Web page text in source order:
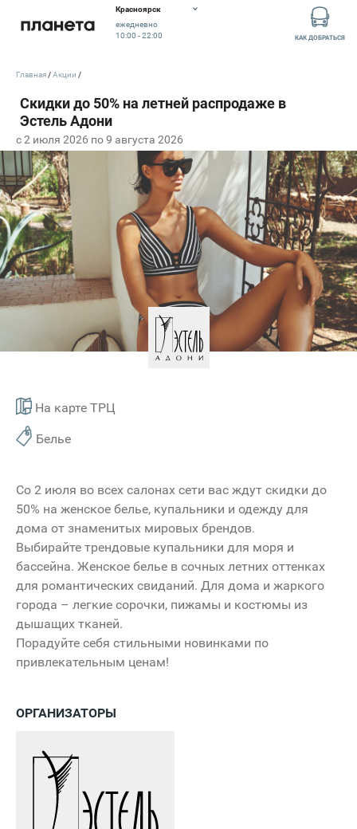
Красноярск
ежедневно
10:00 - 22:00
КАК ДОБРАТЬСЯ
c 2 июля 2026 по 9 августа 2026
На карте ТРЦ
Белье
Главная Акции
Со 2 июля во всех салонах сети вас ждут скидки до
50% на женское белье, купальники и одежду для
дома от знаменитых мировых брендов.
Выбирайте трендовые купальники для моря и
бассейна. Женское белье в сочных летних оттенках
для романтических свиданий. Для дома и жаркого
города – легкие сорочки, пижамы и костюмы из
дышащих тканей.
Порадуйте себя стильными новинками по
привлекательным ценам!
ОРГАНИЗАТОРЫ